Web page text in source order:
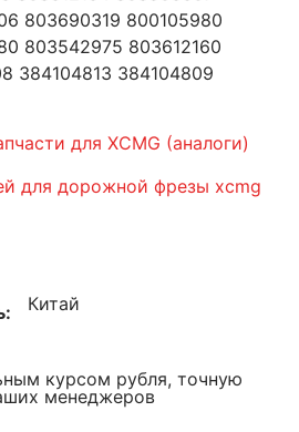
803690319 800105980
803542975 803612160
384104813 384104809
для XCMG (аналоги)
для дорожной фрезы xcmg
Китай
курсом рубля, точную
менеджеров